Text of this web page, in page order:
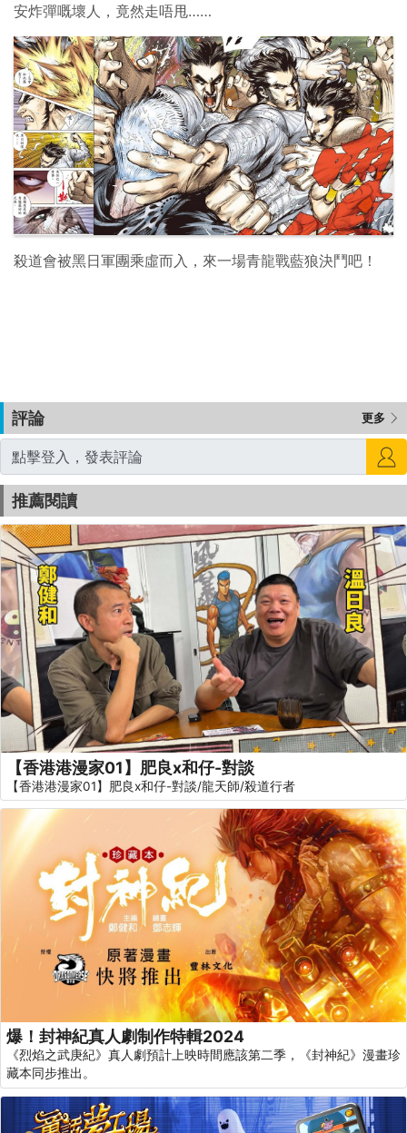
安炸彈嘅壞人，竟然走唔甩……
殺道會被黑日軍團乘虛而入，來一場青龍戰藍狼決鬥吧！
評論 更多
推薦閱讀
【香港港漫家01】肥良x和仔-對談
【香港港漫家01】肥良x和仔-對談/龍天師/殺道行者
爆！封神紀真人劇制作特輯2024
《烈焰之武庚紀》真人劇預計上映時間應該第二季，《封神紀》漫畫珍
藏本同步推出。